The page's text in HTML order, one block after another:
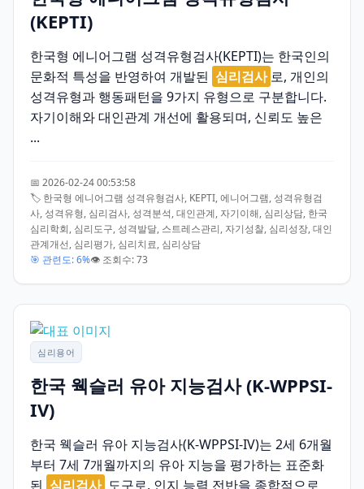
(KEPTI)
한국형 에니어그램 성격유형검사(KEPTI)는 한국인의
문화적 특성을 반영하여 개발된 심리검사 로, 개인의
성격유형과 행동패턴을 9가지 유형으로 구분합니다.
자기이해와 대인관계 개선에 활용되며, 신뢰도 높은
...
📅 2026-02-24 00:53:58
🏷️ 한국형 에니어그램 성격유형검사, KEPTI, 에니어그램, 성격유형검
사, 성격유형, 심리검사, 성격분석, 대인관계, 자기이해, 심리상담, 한국
심리학회, 심리도구, 성격발달, 스트레스관리, 자기성찰, 심리성장, 대인
관계개선, 심리평가, 심리치료, 심리상담
🎯 관련도: 6%👁️ 조회수: 73
심리용어
한국 웩슬러 유아 지능검사 (K-WPPSI-
IV)
한국 웩슬러 유아 지능검사(K-WPPSI-IV)는 2세 6개월
부터 7세 7개월까지의 유아 지능을 평가하는 표준화
된 심리검사 도구로, 인지 능력 전반을 종합적으로